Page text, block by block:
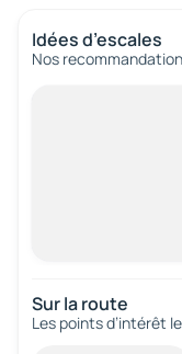
Idées d’escales
Nos
Sur la route
Les points d’intérêt